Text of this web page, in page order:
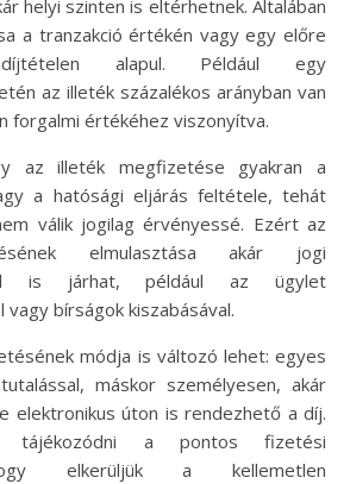
helyi szinten is eltérhetnek. Általában
a tranzakció értékén vagy egy előre
alapul. Például egy
az illeték százalékos arányban van
forgalmi értékéhez viszonyítva.
az illeték megfizetése gyakran a
a hatósági eljárás feltétele, tehát
válik jogilag érvényessé. Ezért az
elmulasztása akár jogi
is járhat, például az ügylet
bírságok kiszabásával.
módja is változó lehet: egyes
máskor személyesen, akár
elektronikus úton is rendezhető a díj.
tájékozódni a pontos fizetési
elkerüljük a kellemetlen